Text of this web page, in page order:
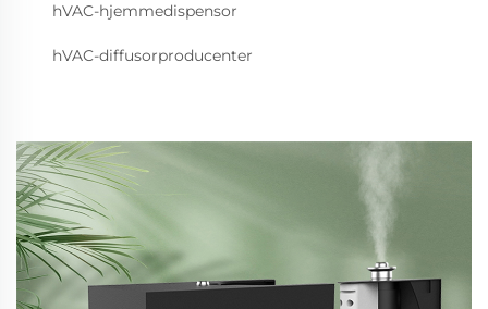
hVAC-hjemmedispensor
hVAC-diffusorproducenter